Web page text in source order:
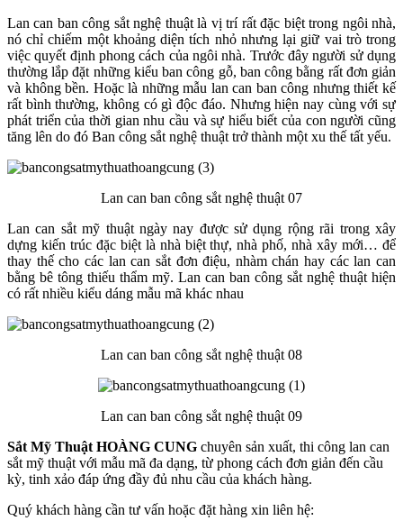
Lan can ban công sắt nghệ thuật là vị trí rất đặc biệt trong ngôi nhà,
nó chỉ chiếm một khoảng diện tích nhỏ nhưng lại giữ vai trò trong
việc quyết định phong cách của ngôi nhà. Trước đây người sử dụng
thường lắp đặt những kiểu ban công gỗ, ban công bằng rất đơn giản
và không bền. Hoặc là những mẫu lan can ban công nhưng thiết kế
rất bình thường, không có gì độc đáo. Nhưng hiện nay cùng với sự
phát triển của thời gian nhu cầu và sự hiểu biết của con người cũng
tăng lên do đó Ban công sắt nghệ thuật trở thành một xu thế tất yếu.
Lan can ban công sắt nghệ thuật 07
Lan can sắt mỹ thuật ngày nay được sử dụng rộng rãi trong xây
dựng kiến trúc đặc biệt là nhà biệt thự, nhà phố, nhà xây mới… để
thay thế cho các lan can sắt đơn điệu, nhàm chán hay các lan can
bằng bê tông thiếu thẩm mỹ. Lan can ban công sắt nghệ thuật hiện
có rất nhiều kiểu dáng mẫu mã khác nhau
Lan can ban công sắt nghệ thuật 08
Lan can ban công sắt nghệ thuật 09
Sắt Mỹ Thuật HOÀNG CUNG chuyên sản xuất, thi công lan can
sắt mỹ thuật với mẫu mã đa dạng, từ phong cách đơn giản đến cầu
kỳ, tinh xảo đáp ứng đầy đủ nhu cầu của khách hàng.
Quý khách hàng cần tư vấn hoặc đặt hàng xin liên hệ: